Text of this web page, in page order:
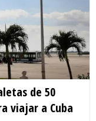
de 50
viajar a Cuba